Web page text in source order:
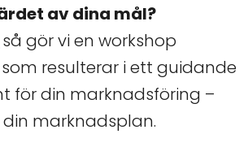
av dina mål?
så gör vi en workshop
resulterar i ett guidande
för din marknadsföring –
marknadsplan.